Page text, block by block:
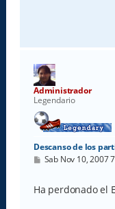
Administrador
Legendario
Descanso de los
M
s
a
Sab Nov 10, 2007
Ha perdonado el